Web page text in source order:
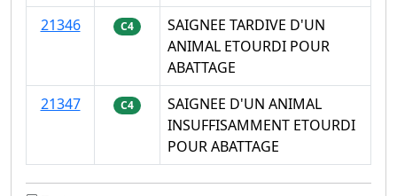
21346
C4
SAIGNEE TARDIVE D'UN
ANIMAL ETOURDI POUR
ABATTAGE
21347
C4
SAIGNEE D'UN ANIMAL
INSUFFISAMMENT ETOURDI
POUR ABATTAGE